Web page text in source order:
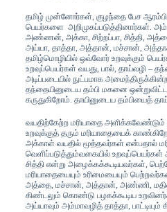
தமிழ் முன்னோர்கள், குழந்தை பேச
பெயர்களை அறிமுகப்படுத்தினார்கள்.
அண்ணன், அக்கா, சிற்றப்பா, சித்தி,
அய்யா, தாத்தா, அத்தான், மச்சான்,
தமிழ்மொழியில் ஒவ்வோர் உறவுக்கும்
உறவுப்பெயர்கள் வயது, பால், தாய்வழி –
அடிப்படையில் நுட்பமாக
தந்தையினுடைய தம்பி மகனை
கருதுகிறோம். தாயினுடைய தம்பியைத்
வயதிற்கேற்ற மரியாதை அளிக்கவேண்டும்
உறவுக்குத் தரும் மரியாதையைக்
அக்காள் வயதில் மூத்தவர்கள் என்பதால்
வெளிப்படுத்தும்வகையில்
சித்தி என்று அழைக்கக்கூடியவர்கள்,
மரியாதையையும் உரிமையையும்
அத்தை, மச்சான், அத்தான், அண்ணி,
கிண்டலும் கொண்டு பழகக்கூடிய
அய்யாவும் அம்மாவழித் தாத்தா,